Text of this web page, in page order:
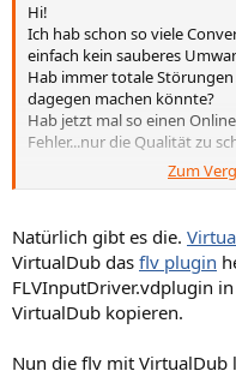
Hi!
Ich hab schon so viele
einfach kein sauberes
Hab immer totale
dagegen machen könnte?
Hab jetzt mal so einen
Fehler...nur die Qualität zu
Bin langsam echt
Das-Korn
Zum
Natürlich gibt es die.
VirtualDub das flv plugin
FLVInputDriver.vdplugin
VirtualDub kopieren.
Nun die flv mit VirtualDub